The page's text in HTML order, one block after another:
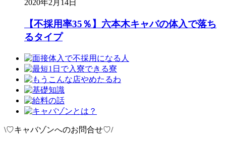
2020年2月14日
【不採用率35％】六本木キャバの体入で落ち
るタイプ
\♡キャバゾンへのお問合せ♡/